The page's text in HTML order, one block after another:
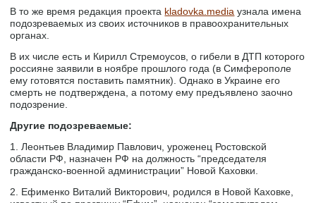
В то же время редакция проекта kladovka.media узнала имена
подозреваемых из своих источников в правоохранительных
органах.
В их числе есть и Кирилл Стремоусов, о гибели в ДТП которого
россияне заявили в ноябре прошлого года (в Симферополе
ему готовятся поставить памятник). Однако в Украине его
смерть не подтверждена, а потому ему предъявлено заочно
подозрение.
Другие подозреваемые:
1. Леонтьев Владимир Павлович, уроженец Ростовской
области РФ, назначен РФ на должность “председателя
гражданско-военной администрации” Новой Каховки.
2. Ефименко Виталий Викторович, родился в Новой Каховке,